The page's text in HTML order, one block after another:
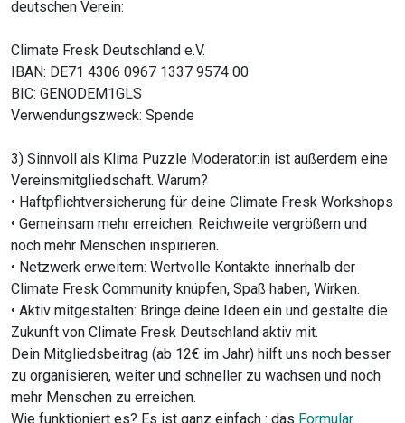
deutschen Verein:
Climate Fresk Deutschland e.V.
IBAN: DE71 4306 0967 1337 9574 00
BIC: GENODEM1GLS
Verwendungszweck: Spende
3) Sinnvoll als Klima Puzzle Moderator:in ist außerdem eine
Vereinsmitgliedschaft. Warum?
• Haftpflichtversicherung für deine Climate Fresk Workshops
• Gemeinsam mehr erreichen: Reichweite vergrößern und
noch mehr Menschen inspirieren.
• Netzwerk erweitern: Wertvolle Kontakte innerhalb der
Climate Fresk Community knüpfen, Spaß haben, Wirken.
• Aktiv mitgestalten: Bringe deine Ideen ein und gestalte die
Zukunft von Climate Fresk Deutschland aktiv mit.
Dein Mitgliedsbeitrag (ab 12€ im Jahr) hilft uns noch besser
zu organisieren, weiter und schneller zu wachsen und noch
mehr Menschen zu erreichen.
Wie funktioniert es? Es ist ganz einfach : das Formular